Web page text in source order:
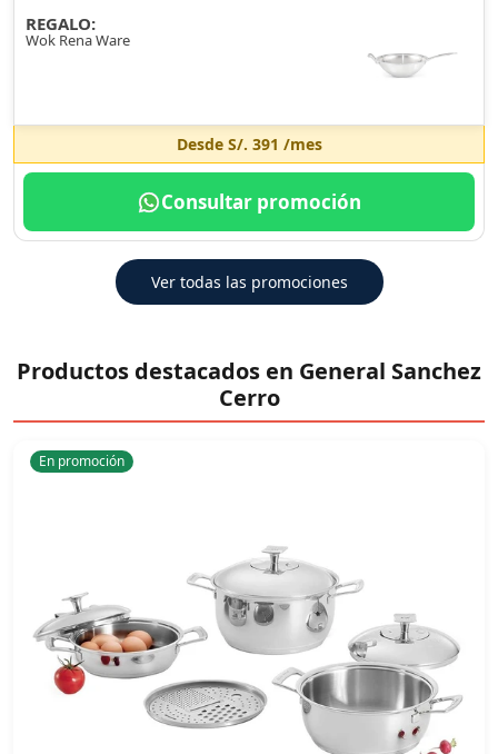
REGALO:
Wok Rena Ware
Desde S/. 391 /mes
Consultar promoción
Ver todas las promociones
Productos destacados en General Sanchez
Cerro
En promoción